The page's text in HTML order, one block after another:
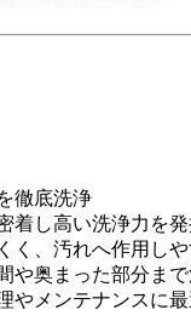
徹底洗浄
着し高い洗浄力を
く、汚れへ作用し
や奥まった部分ま
やメンテナンスに